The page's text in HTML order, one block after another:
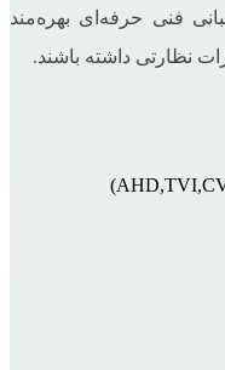
فنی حرفه‌ای بهره‌مند
نظارتی داشته باشند.